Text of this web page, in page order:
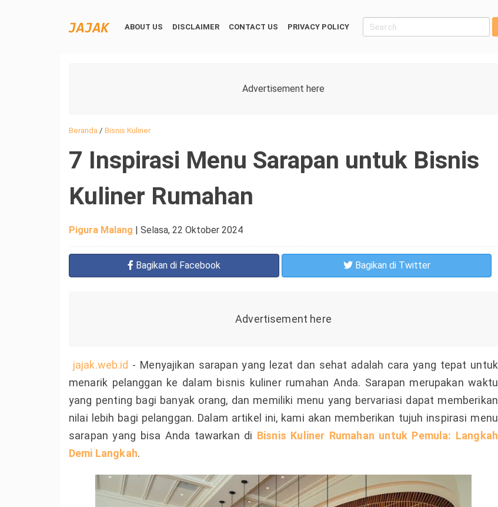
ABOUT US DISCLAIMER CONTACT US PRIVACY POLICY
Beranda / Bisnis Kuliner
7 Inspirasi Menu Sarapan untuk Bisnis
Kuliner Rumahan
Pigura Malang | Selasa, 22 Oktober 2024
Bagikan di Facebook Bagikan di Twitter
jajak.web.id - Menyajikan sarapan yang lezat dan sehat adalah cara yang tepat untuk
menarik pelanggan ke dalam bisnis kuliner rumahan Anda. Sarapan merupakan waktu
yang penting bagi banyak orang, dan memiliki menu yang bervariasi dapat memberikan
nilai lebih bagi pelanggan. Dalam artikel ini, kami akan memberikan tujuh inspirasi menu
sarapan yang bisa Anda tawarkan di Bisnis Kuliner Rumahan untuk Pemula: Langkah
Demi Langkah.